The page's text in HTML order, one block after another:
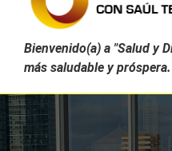
Bienvenido(a) a "Salud y
más saludable y próspera.